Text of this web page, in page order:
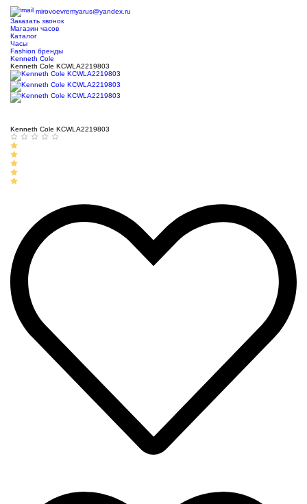
mirovoevremyarus@yandex.ru
Заказать звонок
Магазин часов
Каталог
Часы
Fashion бренды
Kenneth Cole
Kenneth Cole KCWLA2219803
Kenneth Cole KCWLA2219803